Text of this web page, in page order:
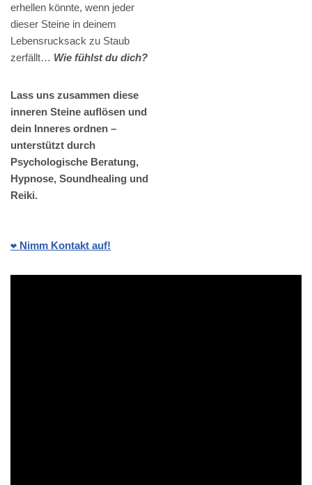
erhellen könnte, wenn jeder
dieser Steine in deinem
Lebensrucksack zu Staub
zerfällt… Wie fühlst du dich?
Lass uns zusammen diese
inneren Steine auflösen und
dein Inneres ordnen –
unterstützt durch
Psychologische Beratung,
Hypnose, Soundhealing und
Reiki.
❤️ Nimm Kontakt auf!